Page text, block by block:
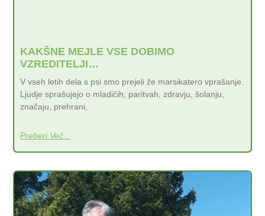
KAKŠNE MEJLE VSE DOBIMO
VZREDITELJI…
V vseh letih dela s psi smo prejeli že marsikatero vprašanje.
Ljudje sprašujejo o mladičih, paritvah, zdravju, šolanju,
značaju, prehrani,
Preberi Več...